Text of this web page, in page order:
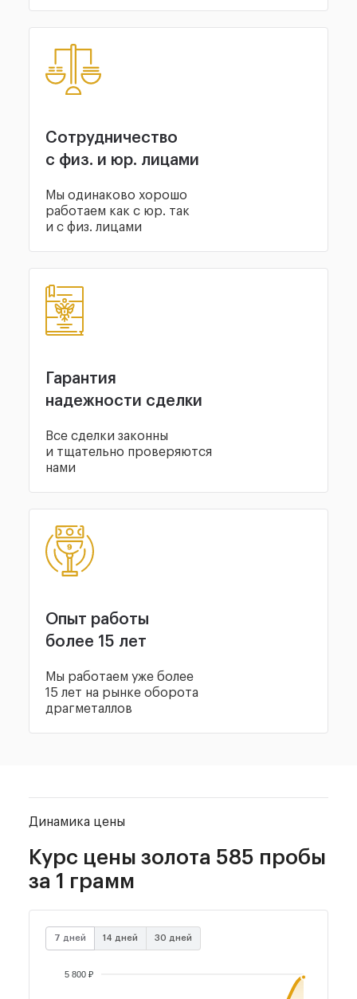
Сотрудничество
с физ. и юр. лицами
Мы одинаково хорошо
работаем как с юр. так
и с физ. лицами
Гарантия
надежности сделки
Все сделки законны
и тщательно проверяются
нами
Опыт работы
более 15 лет
Мы работаем уже более
15 лет на рынке оборота
драгметаллов
Динамика цены
Курс цены золота 585 пробы
за 1 грамм
7 дней 14 дней 30 дней
5 800 ₽